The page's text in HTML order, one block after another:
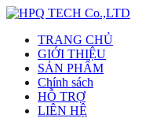
TRANG CHỦ
GIỚI THIỆU
SẢN PHẨM
Chính sách
HỖ TRỢ
LIÊN HỆ